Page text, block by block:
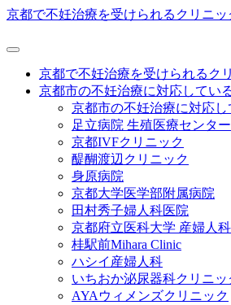
京都で不妊治療を受けられるクリニッ
京都で不妊治療を受けられるク
京都市の不妊治療に対応してい
京都市の不妊治療に対応
足立病院 生殖医療センター
京都IVFクリニック
醍醐渡辺クリニック
身原病院
京都大学医学部附属病院
田村秀子婦人科医院
京都府立医科大学 産婦人
桂駅前Mihara Clinic
ハシイ産婦人科
いちおか泌尿器科クリニッ
AYAウィメンズクリニック